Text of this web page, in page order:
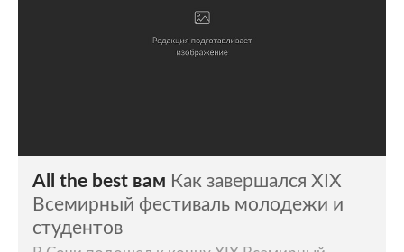
All the best вам Как завершался XIX
Всемирный фестиваль молодежи и
студентов